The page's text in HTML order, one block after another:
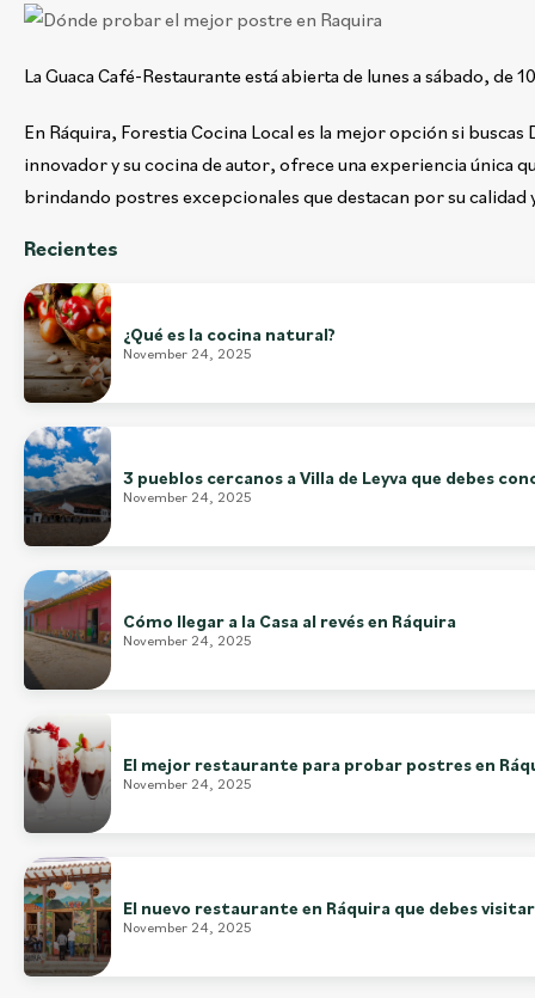
La Guaca Café-Restaurante está abierta de lunes a sábado, de
En Ráquira, Forestia Cocina Local es la mejor opción si
innovador y su cocina de autor, ofrece una experiencia única
brindando postres excepcionales que destacan por su calidad
Recientes
¿Qué es la cocina natural?
November 24, 2025
3 pueblos cercanos a Villa de Leyva que debes
November 24, 2025
Cómo llegar a la Casa al revés en Ráquira
November 24, 2025
El mejor restaurante para probar postres en
November 24, 2025
El nuevo restaurante en Ráquira que debes visitar
November 24, 2025